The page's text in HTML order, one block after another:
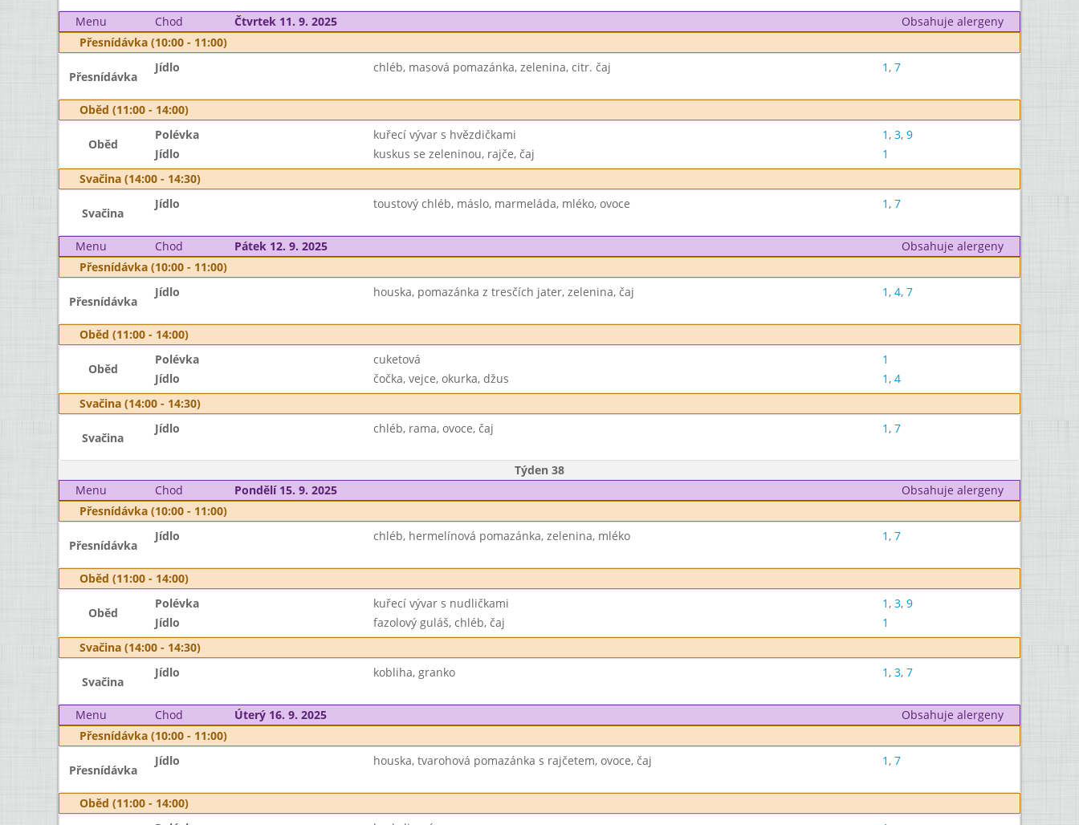
Menu Chod Čtvrtek 11. 9. 2025
Obsahuje alergeny
Přesnídávka (10:00 - 11:00)
Přesnídávka
Jídlo chléb, masová pomazánka, zelenina, citr. čaj 1, 7
Oběd (11:00 - 14:00)
Oběd
Polévka kuřecí vývar s hvězdičkami 1, 3, 9
Jídlo
kuskus se zeleninou, rajče, čaj
1
Svačina (14:00 - 14:30)
Svačina
Jídlo toustový chléb, máslo, marmeláda, mléko, ovoce 1, 7
Menu Chod Pátek 12. 9. 2025
Obsahuje alergeny
Přesnídávka (10:00 - 11:00)
Přesnídávka
Jídlo houska, pomazánka z tresčích jater, zelenina, čaj 1, 4, 7
Oběd (11:00 - 14:00)
Oběd
Polévka cuketová
1
Jídlo
čočka, vejce, okurka, džus 1, 4
Svačina (14:00 - 14:30)
Svačina
Jídlo chléb, rama, ovoce, čaj 1, 7
Týden 38
Menu
Chod Pondělí 15. 9. 2025
Obsahuje alergeny
Přesnídávka (10:00 - 11:00)
Přesnídávka
Jídlo chléb, hermelínová pomazánka, zelenina, mléko 1, 7
Oběd (11:00 - 14:00)
Oběd
Polévka kuřecí vývar s nudličkami 1, 3, 9
Jídlo
fazolový guláš, chléb, čaj
1
Svačina (14:00 - 14:30)
Svačina
Jídlo kobliha, granko 1, 3, 7
Menu Chod Úterý 16. 9. 2025
Obsahuje alergeny
Přesnídávka (10:00 - 11:00)
Přesnídávka
Jídlo houska, tvarohová pomazánka s rajčetem, ovoce, čaj 1, 7
Oběd (11:00 - 14:00)